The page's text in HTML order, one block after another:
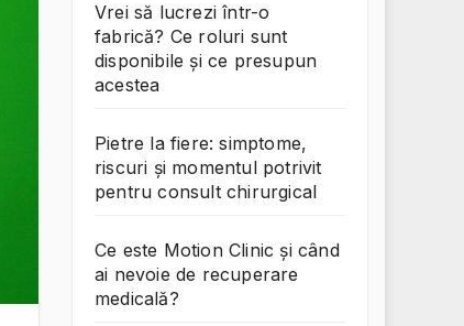
Vrei să lucrezi într-o
fabrică? Ce roluri sunt
disponibile și ce presupun
acestea
Pietre la fiere: simptome,
riscuri și momentul potrivit
pentru consult chirurgical
Ce este Motion Clinic și când
ai nevoie de recuperare
medicală?